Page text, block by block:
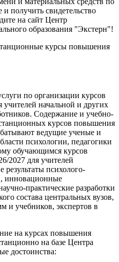
получить свидетельство
на сайт Центр
образования "Экстерн"!
курсы повышения
по организации курсов
начальной и других
Содержание и учебно-
курсов повышения
ведущие ученые и
психологии, педагогики
обучающимся курсов
2027 для учителей
результаты психолого-
инновационные
практические разработки
состава центральных вузов,
и учебников, экспертов в
на курсах повышения
на базе Центра
достоинства: